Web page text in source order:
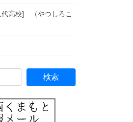
高校] （やつしろこ